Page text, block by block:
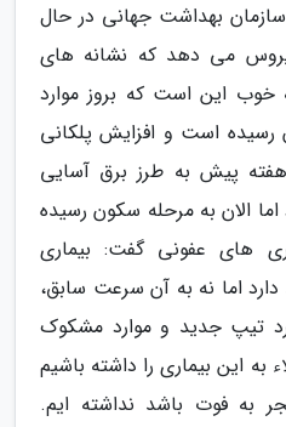
بهداشت جهانی در حال
می دهد که نشانه های
خوب این است که بروز موارد
رسیده است و افزایش پلکانی
پیش به طرز برق آسایی
اما الان به مرحله سکون رسیده
های عفونی گفت: بیماری
اما نه به آن سرعت سابق،
تیپ جدید و موارد مشکوک
این بیماری را داشته باشیم
به فوت باشد نداشته ایم.